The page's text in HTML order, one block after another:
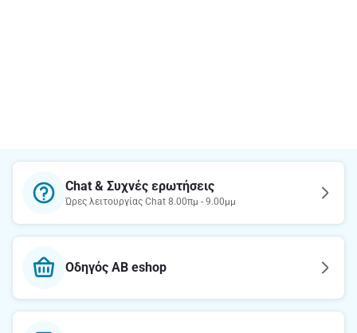
Chat & Συχνές ερωτήσεις
Ώρες λειτουργίας Chat 8.00πμ - 9.00μμ
Οδηγός AB eshop